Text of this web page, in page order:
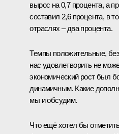
вырос на 0,7 процента, а
составил 2,6 процента, в
отраслях – два процента.
Темпы положительные,
нас удовлетворить не
экономический рост был
динамичным. Какие
мы и обсудим.
Что ещё хотел бы